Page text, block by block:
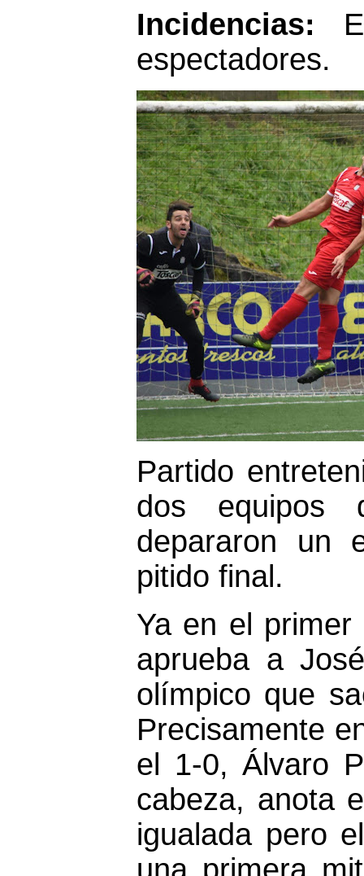
Incidencias:
espectadores.
Partido
dos equipos
depararon un
pitido final.
Ya en el primer
aprueba a
olímpico que
Precisamente
el 1-0, Álvaro
cabeza, anota
igualada pero